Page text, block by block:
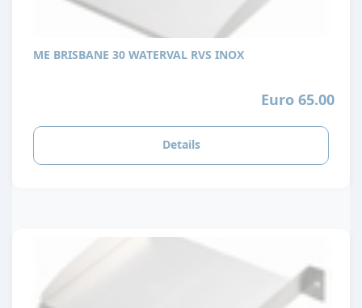
ME BRISBANE 30 WATERVAL RVS INOX
Euro 65.00
Details